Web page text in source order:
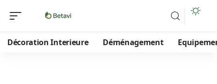
Décoration Interieure Déménagement